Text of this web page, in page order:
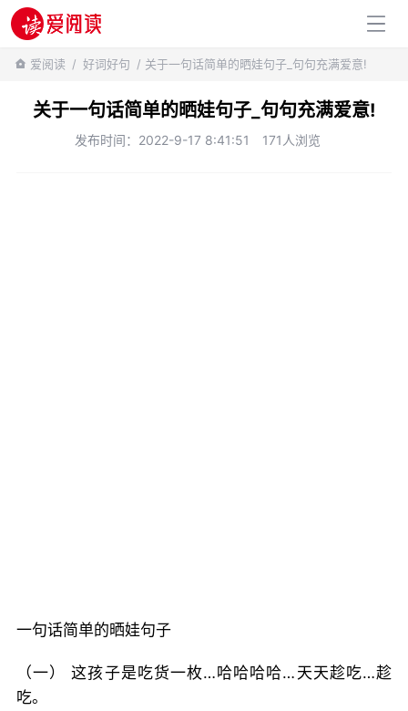
百科知识
爱阅读 / 好词好句 / 关于一句话简单的晒娃句子_句句充满爱意!
关于一句话简单的晒娃句子_句句充满爱意!
发布时间：2022-9-17 8:41:51 171人浏览
一句话简单的晒娃句子
（一） 这孩子是吃货一枚…哈哈哈哈…天天趁吃…趁
吃。